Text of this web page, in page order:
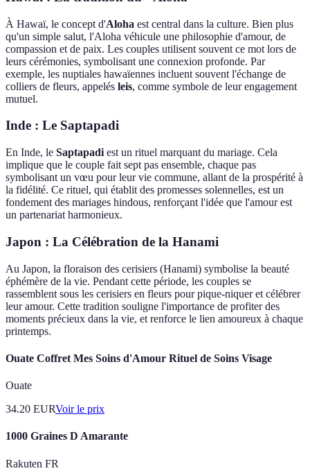
À Hawaï, le concept d'Aloha est central dans la culture. Bien plus
qu'un simple salut, l'Aloha véhicule une philosophie d'amour, de
compassion et de paix. Les couples utilisent souvent ce mot lors de
leurs cérémonies, symbolisant une connexion profonde. Par
exemple, les nuptiales hawaïennes incluent souvent l'échange de
colliers de fleurs, appelés leis, comme symbole de leur engagement
mutuel.
Inde : Le Saptapadi
En Inde, le Saptapadi est un rituel marquant du mariage. Cela
implique que le couple fait sept pas ensemble, chaque pas
symbolisant un vœu pour leur vie commune, allant de la prospérité à
la fidélité. Ce rituel, qui établit des promesses solennelles, est un
fondement des mariages hindous, renforçant l'idée que l'amour est
un partenariat harmonieux.
Japon : La Célébration de la Hanami
Au Japon, la floraison des cerisiers (Hanami) symbolise la beauté
éphémère de la vie. Pendant cette période, les couples se
rassemblent sous les cerisiers en fleurs pour pique-niquer et célébrer
leur amour. Cette tradition souligne l'importance de profiter des
moments précieux dans la vie, et renforce le lien amoureux à chaque
printemps.
Ouate Coffret Mes Soins d'Amour Rituel de Soins Visage
Ouate
34.20 EURVoir le prix
1000 Graines D Amarante
Rakuten FR